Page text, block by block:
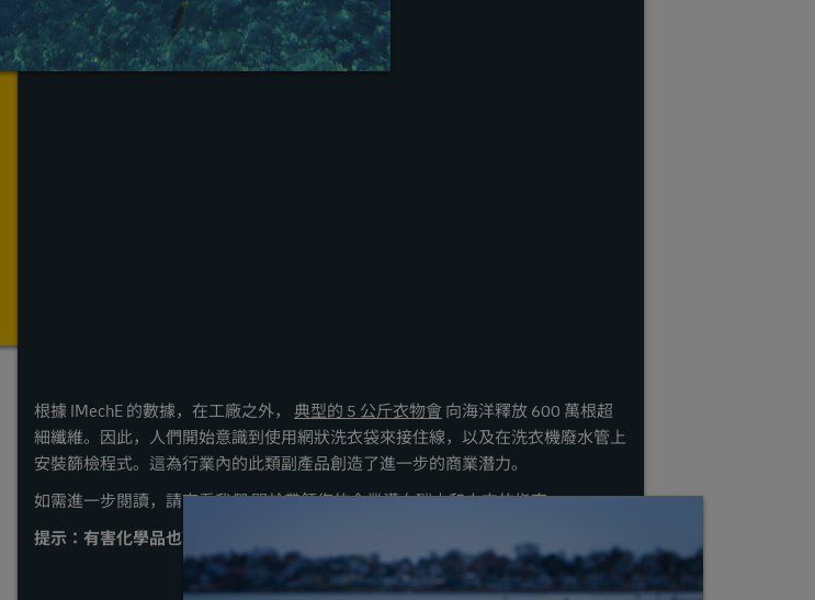
根據 IMechE 的數據，在工廠之外， 典型的 5 公斤衣物會 向海洋釋放 600 萬根超
細纖維。因此，人們開始意識到使用網狀洗衣袋來接住線，以及在洗衣機廢水管上
安裝篩檢程式。這為行業內的此類副產品創造了進一步的商業潛力。
如需進一步閱讀，請查看我們關於帶領您的企業邁向碳中和未來的指南。
提示：有害化學品也可能對您的銷售有害——使用它們的風險自負。